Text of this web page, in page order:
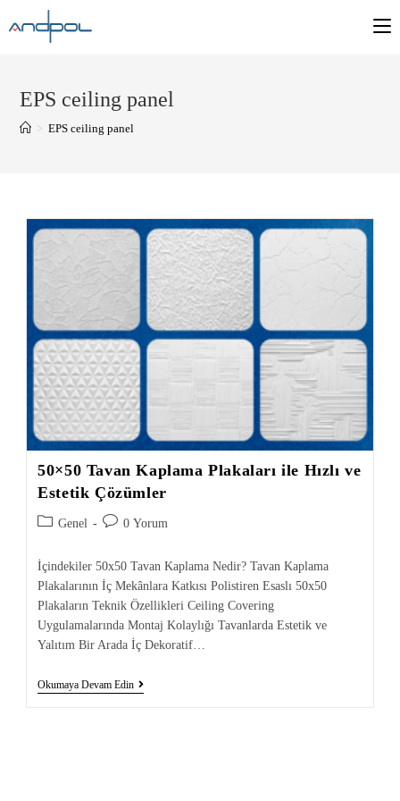
EPS ceiling panel
> EPS ceiling panel
50×50 Tavan Kaplama Plakaları ile Hızlı ve
Estetik Çözümler
Genel 0 Yorum
İçindekiler 50x50 Tavan Kaplama Nedir? Tavan Kaplama
Plakalarının İç Mekânlara Katkısı Polistiren Esaslı 50x50
Plakaların Teknik Özellikleri Ceiling Covering
Uygulamalarında Montaj Kolaylığı Tavanlarda Estetik ve
Yalıtım Bir Arada İç Dekoratif…
Okumaya Devam Edin